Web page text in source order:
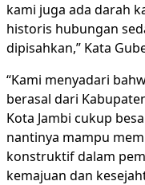
kami juga ada darah
historis hubungan
dipisahkan,” Kata
“Kami menyadari
berasal dari
Kota Jambi cukup
nantinya mampu
konstruktif dalam
kemajuan dan